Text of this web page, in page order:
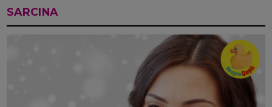
SARCINA